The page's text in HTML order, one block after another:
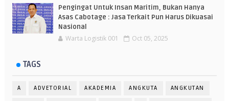
Pengingat Untuk Insan Maritim, Bukan Hanya
Asas Cabotage : Jasa Terkait Pun Harus Dikuasai
Nasional
Warta Logistik 001 Oct 05, 2025
TAGS
A ADVETORIAL AKADEMIA ANGKUTA ANGKUTAN